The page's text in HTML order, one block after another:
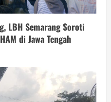
LBH Semarang Soroti
di Jawa Tengah